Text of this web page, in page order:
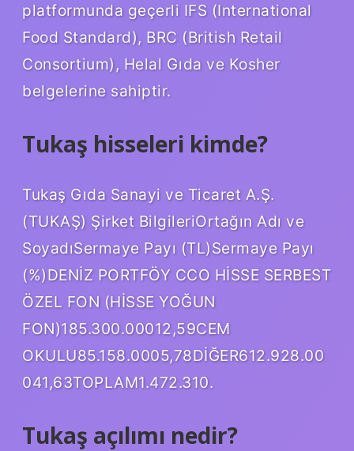
platformunda geçerli IFS (International
Food Standard), BRC (British Retail
Consortium), Helal Gıda ve Kosher
belgelerine sahiptir.
Tukaş hisseleri kimde?
Tukaş Gıda Sanayi ve Ticaret A.Ş.
(TUKAŞ) Şirket BilgileriOrtağın Adı ve
SoyadıSermaye Payı (TL)Sermaye Payı
(%)DENİZ PORTFÖY CCO HİSSE SERBEST
ÖZEL FON (HİSSE YOĞUN
FON)185.300.00012,59CEM
OKULU85.158.0005,78DİĞER612.928.00
041,63TOPLAM1.472.310.
Tukaş açılımı nedir?